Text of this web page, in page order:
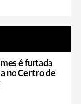
é furtada
no Centro de